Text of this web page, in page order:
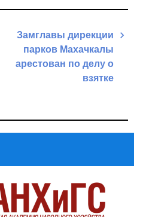
Замглавы дирекции
парков Махачкалы
арестован по делу о
взятке